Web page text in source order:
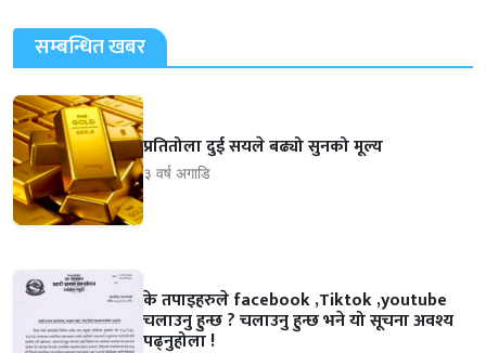
सम्बन्धित खबर
प्रतितोला दुई सयले बढ्यो सुनको मूल्य
३ वर्ष अगाडि
के तपाइहरुले facebook ,Tiktok ,youtube
चलाउनु हुन्छ ? चलाउनु हुन्छ भने यो सूचना अवश्य
पढ्नुहोला !